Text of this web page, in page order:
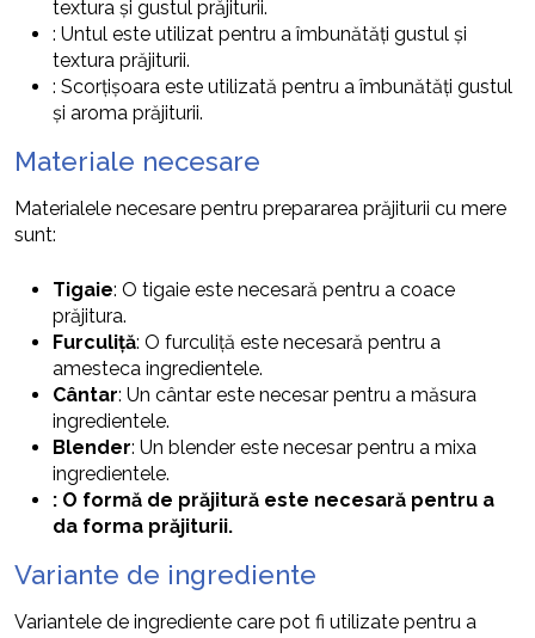
textura și gustul prăjiturii.
: Untul este utilizat pentru a îmbunătăți gustul și
textura prăjiturii.
: Scorțișoara este utilizată pentru a îmbunătăți gustul
și aroma prăjiturii.
Materiale necesare
Materialele necesare pentru prepararea prăjiturii cu mere
sunt:
Tigaie: O tigaie este necesară pentru a coace
prăjitura.
Furculiță: O furculiță este necesară pentru a
amesteca ingredientele.
Cântar: Un cântar este necesar pentru a măsura
ingredientele.
Blender: Un blender este necesar pentru a mixa
ingredientele.
: O formă de prăjitură este necesară pentru a
da forma prăjiturii.
Variante de ingrediente
Variantele de ingrediente care pot fi utilizate pentru a